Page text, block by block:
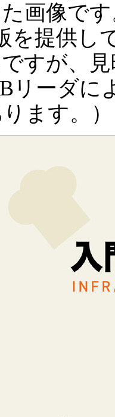
画像で
を提供し
すが、
リーダに
ます。）